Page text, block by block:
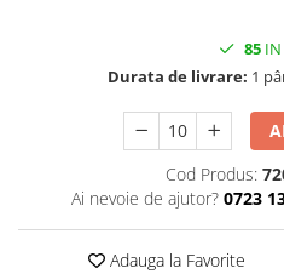
Meteocontrol
Monitorizare
Mufe si conectori
Power analyzer
85IN
Durata de livrare: 1
Cod Produs:
Ai nevoie de ajutor? 0723
Adauga la Favorite